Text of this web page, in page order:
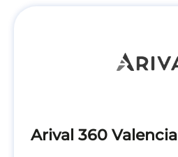
Arival 360 Valencia